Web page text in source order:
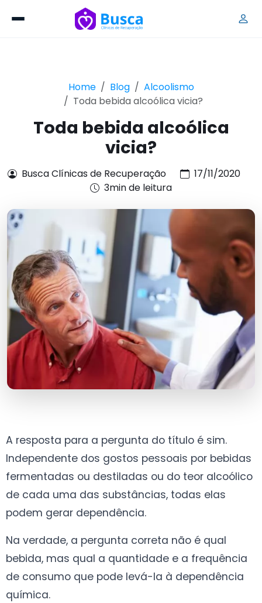
Home Blog
Alcoolismo
Toda bebida alcoólica vicia?
Toda bebida alcoólica
vicia?
Busca Clínicas de Recuperação
17/11/2020
3min de leitura
A resposta para a pergunta do título é sim.
Independente dos gostos pessoais por bebidas
fermentadas ou destiladas ou do teor alcoólico
de cada uma das substâncias, todas elas
podem gerar dependência.
Na verdade, a pergunta correta não é qual
bebida, mas qual a quantidade e a frequência
de consumo que pode levá-la à dependência
química.